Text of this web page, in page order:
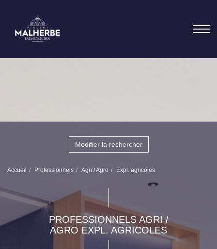
Modifier la rechercher
Accueil Professionnels Agri / Agro Expl. agricoles
PROFESSIONNELS AGRI /
AGRO EXPL. AGRICOLES